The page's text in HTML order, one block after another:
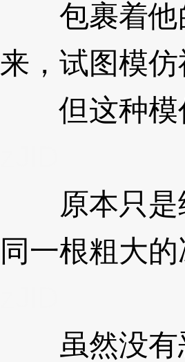
包裹着他
来，试图模
但这种模
原本只是
同一根粗大
虽然没有